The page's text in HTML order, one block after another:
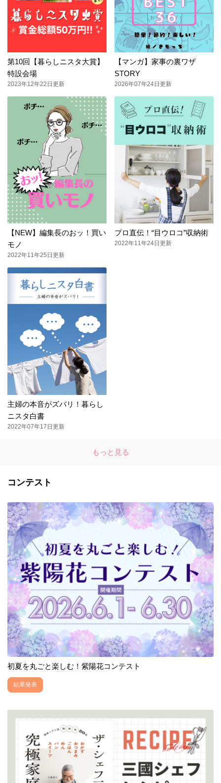
第10回【暮らしニスタ大賞】
特設会場
2023年12年22日更新
【マンガ】家事の裏ワザ
STORY
2026年07年24日更新
【NEW】編集長のおッ！買い
モノ
2022年11年25日更新
プロ直伝！“目ウロコ”収納術
2022年11年24日更新
主婦の本音がズバリ！暮らし
ニスタ白書
2022年07年17日更新
もっと見る
コンテスト
初夏を丸ごと楽しむ！紫陽花コンテスト
結果発表